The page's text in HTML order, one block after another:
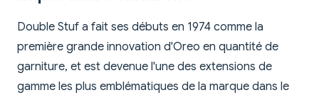
Double Stuf a fait ses débuts en 1974 comme la
première grande innovation d'Oreo en quantité de
garniture, et est devenue l'une des extensions de
gamme les plus emblématiques de la marque dans le